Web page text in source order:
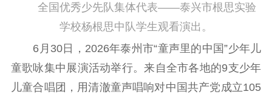
社会宣传
思想政治教育 爱国主义教育
全民国防教育
红色资源保护利
用
全国优秀少先队集体代表——泰兴市根思实验
学校杨根思中队学生观看演出。
6月30日，2026年泰州市“童声里的中国”少年儿
童歌咏集中展演活动举行。来自全市各地的9支少年
儿童合唱团，用清澈童声唱响对中国共产党成立105